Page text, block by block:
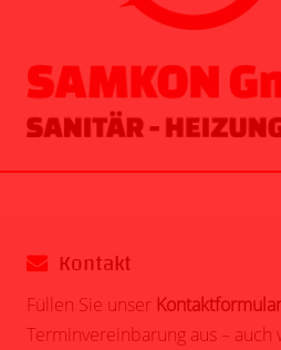
Kontakt
Füllen Sie unser Kontaktformular
Terminvereinbarung aus – auch